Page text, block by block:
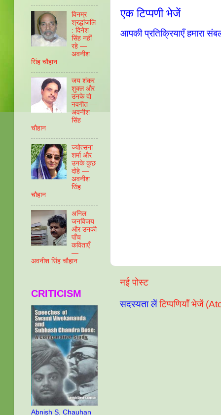
एक टिप्पणी भेजें
आपकी प्रतिक्रियाएँ हमारा
नई पोस्ट
सदस्यता लेंटिप्पणियाँ भेजें
विनम्र
श्रद्धांजलि
: दिनेश
सिंह नहीं
रहे —
अवनीश
सिंह चौहान
जय शंकर
शुक्ल और
उनके दो
नवगीत —
अवनीश
सिंह
चौहान
ज्योत्सना
शर्मा और
उनके कुछ
दोहे —
अवनीश
सिंह
चौहान
अनिल
जनविजय
और उनकी
पाँच
कविताएँ
—
अवनीश सिंह चौहान
CRITICISM
Abnish S. Chauhan